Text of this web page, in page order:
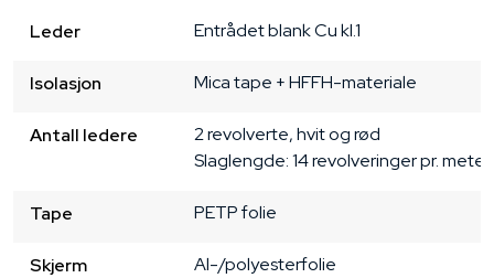
Leder Entrådetblank Cukl.1
Isolasjon Mica tape + HFFH-materiale
Antall ledere
2 revolverte, hvit og rød
Slaglengde: 14 revolveringer pr. meter
Tape PETP folie
Skjerm Al-/polyesterfolie